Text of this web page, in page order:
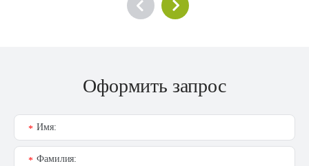
Оформить запрос
Имя:
*
Фамилия:
*